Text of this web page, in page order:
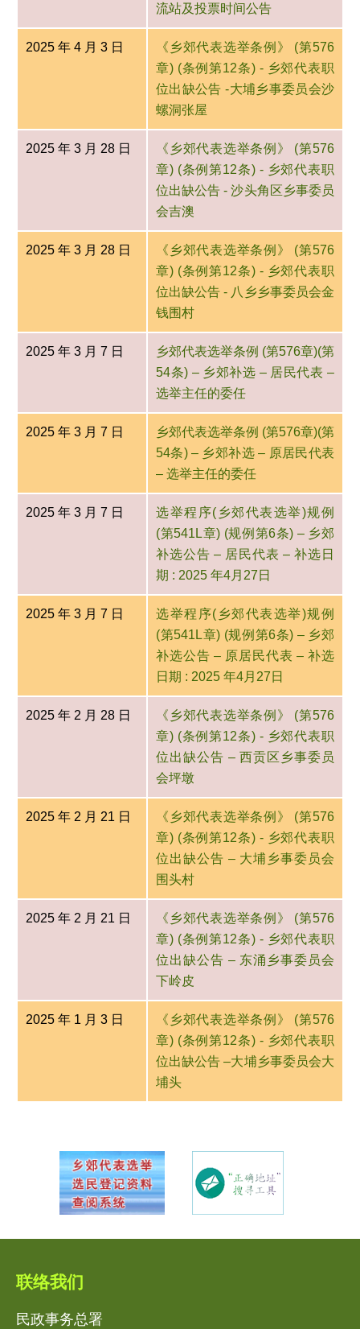
流站及投票时间公告
2025 年 4 月 3 日
《乡郊代表选举条例》 (第576
章) (条例第12条) - 乡郊代表职
位出缺公告 -大埔乡事委员会沙
螺洞张屋
2025 年 3 月 28 日
《乡郊代表选举条例》 (第576
章) (条例第12条) - 乡郊代表职
位出缺公告 - 沙头角区乡事委员
会吉澳
2025 年 3 月 28 日
《乡郊代表选举条例》 (第576
章) (条例第12条) - 乡郊代表职
位出缺公告 - 八乡乡事委员会金
钱围村
2025 年 3 月 7 日
乡郊代表选举条例 (第576章)(第
54条) – 乡郊补选 – 居民代表 –
选举主任的委任
2025 年 3 月 7 日
乡郊代表选举条例 (第576章)(第
54条) – 乡郊补选 – 原居民代表
– 选举主任的委任
2025 年 3 月 7 日
选举程序(乡郊代表选举)规例
(第541L章) (规例第6条) – 乡郊
补选公告 – 居民代表 – 补选日
期 : 2025 年4月27日
2025 年 3 月 7 日
选举程序(乡郊代表选举)规例
(第541L章) (规例第6条) – 乡郊
补选公告 – 原居民代表 – 补选
日期 : 2025 年4月27日
2025 年 2 月 28 日
《乡郊代表选举条例》 (第576
章) (条例第12条) - 乡郊代表职
位出缺公告 – 西贡区乡事委员
会坪墩
2025 年 2 月 21 日
《乡郊代表选举条例》 (第576
章) (条例第12条) - 乡郊代表职
位出缺公告 – 大埔乡事委员会
围头村
2025 年 2 月 21 日
《乡郊代表选举条例》 (第576
章) (条例第12条) - 乡郊代表职
位出缺公告 – 东涌乡事委员会
下岭皮
2025 年 1 月 3 日
《乡郊代表选举条例》 (第576
章) (条例第12条) - 乡郊代表职
位出缺公告 –大埔乡事委员会大
埔头
联络我们
民政事务总署